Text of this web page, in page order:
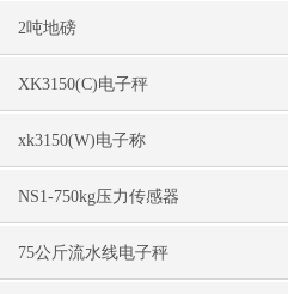
2吨地磅
XK3150(C)电子秤
xk3150(W)电子称
NS1-750kg压力传感器
75公斤流水线电子秤